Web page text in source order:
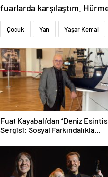
fuarlarda karşılaştım.
Çocuk Yan Yaşar Kemal
Fuat Kayabalı’dan “Deniz
Sergisi: Sosyal Farkındalıkla